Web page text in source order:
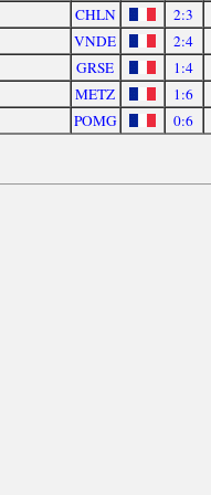
CHLN 2:3
VNDE 2:4
GRSE 1:4
METZ 1:6
POMG 0:6